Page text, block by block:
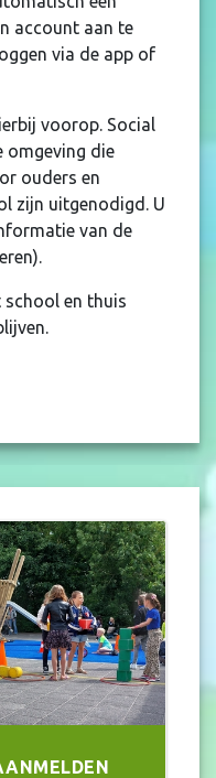
account aan te
via de app of
voorop. Social
omgeving die
ouders en
zijn uitgenodigd. U
van de
school en thuis